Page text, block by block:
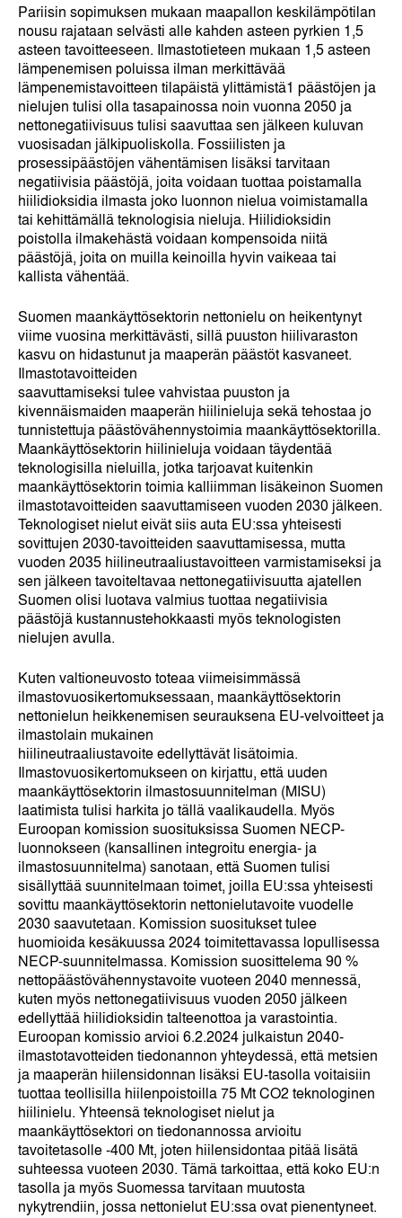
Pariisin sopimuksen mukaan maapallon keskilämpötilan
nousu rajataan selvästi alle kahden asteen pyrkien 1,5
asteen tavoitteeseen. Ilmastotieteen mukaan 1,5 asteen
lämpenemisen poluissa ilman merkittävää
lämpenemistavoitteen tilapäistä ylittämistä1 päästöjen ja
nielujen tulisi olla tasapainossa noin vuonna 2050 ja
nettonegatiivisuus tulisi saavuttaa sen jälkeen kuluvan
vuosisadan jälkipuoliskolla. Fossiilisten ja
prosessipäästöjen vähentämisen lisäksi tarvitaan
negatiivisia päästöjä, joita voidaan tuottaa poistamalla
hiilidioksidia ilmasta joko luonnon nielua voimistamalla
tai kehittämällä teknologisia nieluja. Hiilidioksidin
poistolla ilmakehästä voidaan kompensoida niitä
päästöjä, joita on muilla keinoilla hyvin vaikeaa tai
kallista vähentää.
Suomen maankäyttösektorin nettonielu on heikentynyt
viime vuosina merkittävästi, sillä puuston hiilivaraston
kasvu on hidastunut ja maaperän päästöt kasvaneet.
Ilmastotavoitteiden
saavuttamiseksi tulee vahvistaa puuston ja
kivennäismaiden maaperän hiilinieluja sekä tehostaa jo
tunnistettuja päästövähennystoimia maankäyttösektorilla.
Maankäyttösektorin hiilinieluja voidaan täydentää
teknologisilla nieluilla, jotka tarjoavat kuitenkin
maankäyttösektorin toimia kalliimman lisäkeinon Suomen
ilmastotavoitteiden saavuttamiseen vuoden 2030 jälkeen.
Teknologiset nielut eivät siis auta EU:ssa yhteisesti
sovittujen 2030-tavoitteiden saavuttamisessa, mutta
vuoden 2035 hiilineutraaliustavoitteen varmistamiseksi ja
sen jälkeen tavoiteltavaa nettonegatiivisuutta ajatellen
Suomen olisi luotava valmius tuottaa negatiivisia
päästöjä kustannustehokkaasti myös teknologisten
nielujen avulla.
Kuten valtioneuvosto toteaa viimeisimmässä
ilmastovuosikertomuksessaan, maankäyttösektorin
nettonielun heikkenemisen seurauksena EU-velvoitteet ja
ilmastolain mukainen
hiilineutraaliustavoite edellyttävät lisätoimia.
Ilmastovuosikertomukseen on kirjattu, että uuden
maankäyttösektorin ilmastosuunnitelman (MISU)
laatimista tulisi harkita jo tällä vaalikaudella. Myös
Euroopan komission suosituksissa Suomen NECP-
luonnokseen (kansallinen integroitu energia- ja
ilmastosuunnitelma) sanotaan, että Suomen tulisi
sisällyttää suunnitelmaan toimet, joilla EU:ssa yhteisesti
sovittu maankäyttösektorin nettonielutavoite vuodelle
2030 saavutetaan. Komission suositukset tulee
huomioida kesäkuussa 2024 toimitettavassa lopullisessa
NECP-suunnitelmassa. Komission suosittelema 90 %
nettopäästövähennystavoite vuoteen 2040 mennessä,
kuten myös nettonegatiivisuus vuoden 2050 jälkeen
edellyttää hiilidioksidin talteenottoa ja varastointia.
Euroopan komissio arvioi 6.2.2024 julkaistun 2040-
ilmastotavotteiden tiedonannon yhteydessä, että metsien
ja maaperän hiilensidonnan lisäksi EU-tasolla voitaisiin
tuottaa teollisilla hiilenpoistoilla 75 Mt CO2 teknologinen
hiilinielu. Yhteensä teknologiset nielut ja
maankäyttösektori on tiedonannossa arvioitu
tavoitetasolle -400 Mt, joten hiilensidontaa pitää lisätä
suhteessa vuoteen 2030. Tämä tarkoittaa, että koko EU:n
tasolla ja myös Suomessa tarvitaan muutosta
nykytrendiin, jossa nettonielut EU:ssa ovat pienentyneet.